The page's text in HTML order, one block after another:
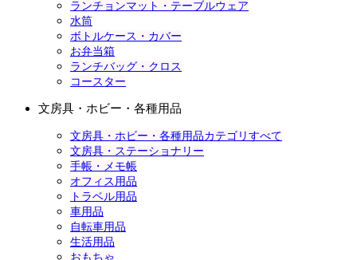
ランチョンマット・テーブルウェア
水筒
ボトルケース・カバー
お弁当箱
ランチバッグ・クロス
コースター
文房具・ホビー・各種用品
文房具・ホビー・各種用品カテゴリすべて
文房具・ステーショナリー
手帳・メモ帳
オフィス用品
トラベル用品
車用品
自転車用品
生活用品
おもちゃ